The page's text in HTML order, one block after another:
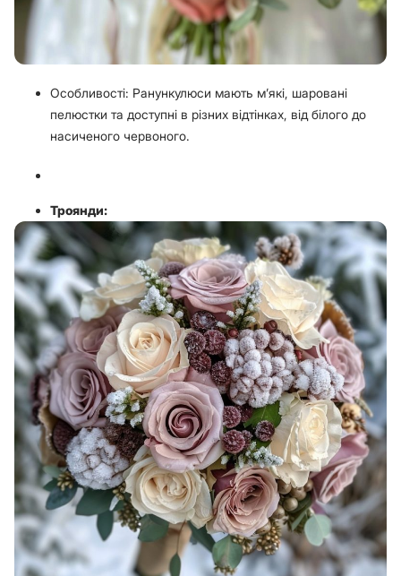
Особливості: Ранункулюси мають м’які, шаровані
пелюстки та доступні в різних відтінках, від білого до
насиченого червоного.
Троянди: